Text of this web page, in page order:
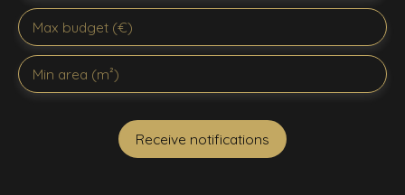
Max budget (€)
Min area (m²)
Receive notifications